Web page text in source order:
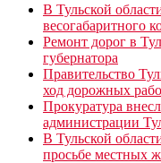
В Тульской
весогабаритного
Ремонт дорог в
губернатора
Правительство
ход дорожных
Прокуратура
администрации
В Тульской
просьбе местных